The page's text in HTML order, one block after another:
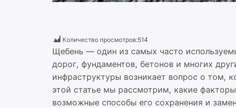
Количество просмотров:514
Щебень — один из самых часто
дорог, фундаментов, бетонов и многих
инфраструктуры возникает вопрос о том,
этой статье мы рассмотрим, какие
возможные способы его сохранения и